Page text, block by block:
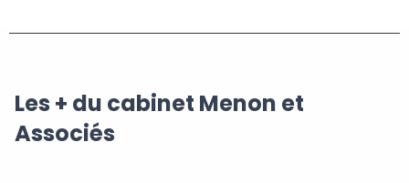
Les + du cabinet Menon et
Associés